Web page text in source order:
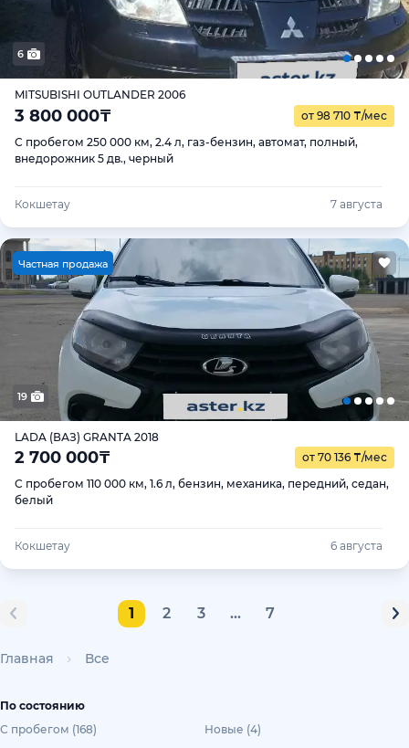
6
MITSUBISHI OUTLANDER 2006
3 800 000₸ от 98 710 ₸/мес
С пробегом 250 000 км, 2.4 л, газ-бензин, автомат, полный,
внедорожник 5 дв., черный
Кокшетау 7 августа
Частная продажа
19
LADA (ВАЗ) GRANTA 2018
2 700 000₸ от 70 136 ₸/мес
С пробегом 110 000 км, 1.6 л, бензин, механика, передний, седан,
белый
Кокшетау 6 августа
1 2 3 ... 7
Главная Все
По состоянию
С пробегом (168)
Новые (4)